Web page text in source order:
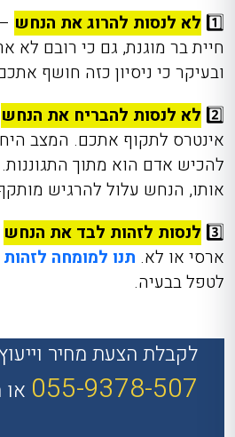
1️⃣ לא לנסות להרוג את הנחש
חיית בר מוגנת, גם כי רובם לא
ובעיקר כי ניסיון כזה חושף
2️⃣ לא לנסות להבריח את הנחש
אינטרס לתקוף אתכם. המצב
להכיש אדם הוא מתוך
אותו, הנחש עלול להרגיש
3️⃣ לנסות לזהות לבד את הנחש
ארסי או לא. תנו למומחה
לטפל בבעיה.
לקבלת הצעת מחיר
055-9378-507